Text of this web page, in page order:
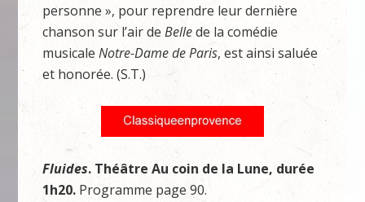
personne », pour reprendre leur dernière
chanson sur l’air deBellede la comédie
musicaleNotre-Dame de Paris, est ainsi saluée
et honorée. (S.T.)
Fluides. Théâtre Au coin de la Lune, durée
1h20. Programme page 90.